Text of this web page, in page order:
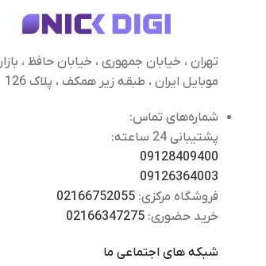
تهران ، خیابان جمهوری ، خیابان حافظ ، بازار
موبایل ایران ، طبقه زیر همکف ، پلاک 126
شماره‌های تماس:
پشتیبانی 24 ساعته:
09128409400
09126364003
فروشگاه مرکزی: 02166752055
خرید حضوری: 02166347275
شبکه های اجتماعی ما